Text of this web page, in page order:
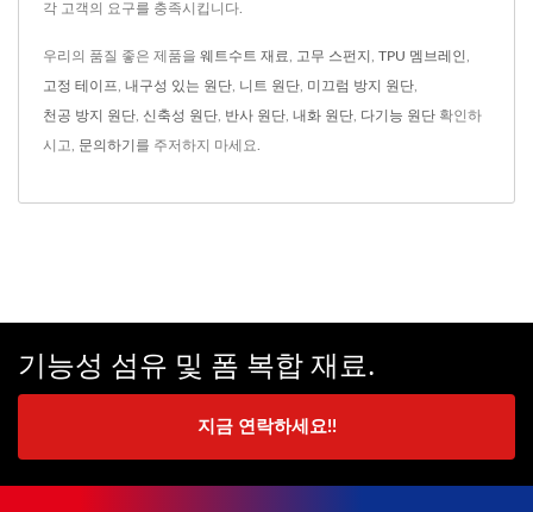
각 고객의 요구를 충족시킵니다.
우리의 품질 좋은 제품을 웨트수트 재료 고무 스펀지 TPU 멤브레인
고정 테이프 내구성 있는 원단 니트 원단 미끄럼 방지 원단
천공 방지 원단 신축성 원단 반사 원단 내화 원단 다기능 원단 확인하
시고, 문의하기 를 주저하지 마세요.
기능성 섬유 및 폼 복합 재료.
지금 연락하세요!!